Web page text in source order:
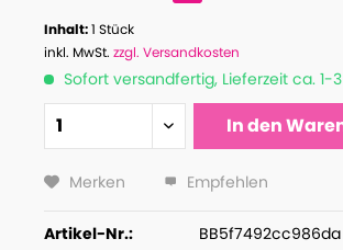
Inhalt:1 Stück
inkl. MwSt. zzgl. Versandkosten
Sofort versandfertig, Lieferzeit ca. 1-
In den
Merken Empfehlen
Artikel-Nr.:
BB5f7492cc986da